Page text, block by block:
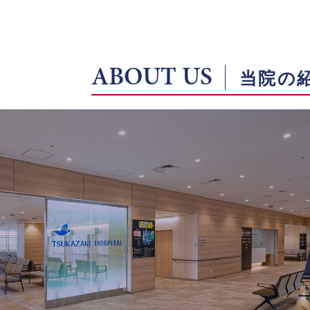
ABOUT US 当院の